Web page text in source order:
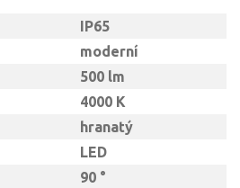
IP65
moderní
500 lm
4000 K
hranatý
LED
90 °